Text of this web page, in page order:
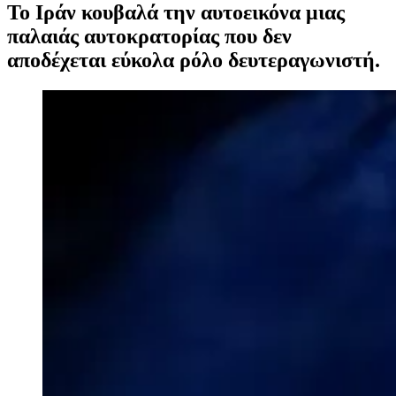
Το Ιράν κουβαλά την αυτοεικόνα μιας
παλαιάς αυτοκρατορίας που δεν
αποδέχεται εύκολα ρόλο δευτεραγωνιστή.